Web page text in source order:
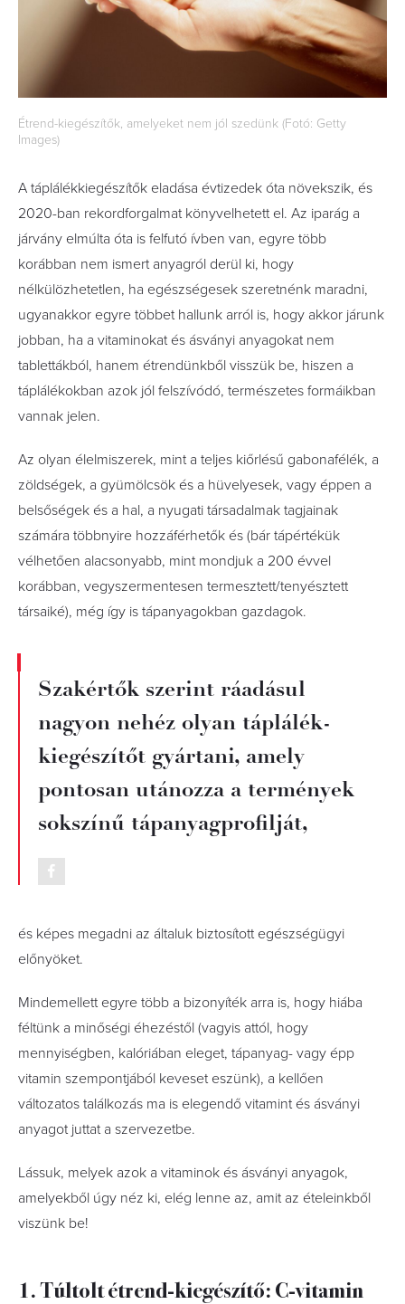
Étrend-kiegészítők, amelyeket nem jól szedünk (Fotó: Getty
Images)
A táplálékkiegészítők eladása évtizedek óta növekszik, és
2020-ban rekordforgalmat könyvelhetett el. Az iparág a
járvány elmúlta óta is felfutó ívben van, egyre több
korábban nem ismert anyagról derül ki, hogy
nélkülözhetetlen, ha egészségesek szeretnénk maradni,
ugyanakkor egyre többet hallunk arról is, hogy akkor járunk
jobban, ha a vitaminokat és ásványi anyagokat nem
tablettákból, hanem étrendünkből visszük be, hiszen a
táplálékokban azok jól felszívódó, természetes formáikban
vannak jelen.
Az olyan élelmiszerek, mint a teljes kiőrlésű gabonafélék, a
zöldségek, a gyümölcsök és a hüvelyesek, vagy éppen a
belsőségek és a hal, a nyugati társadalmak tagjainak
számára többnyire hozzáférhetők és (bár tápértékük
vélhetően alacsonyabb, mint mondjuk a 200 évvel
korábban, vegyszermentesen termesztett/tenyésztett
társaiké), még így is tápanyagokban gazdagok.
Szakértők szerint ráadásul
nagyon nehéz olyan táplálék-
kiegészítőt gyártani, amely
pontosan utánozza a termények
sokszínű tápanyagprofilját,
és képes megadni az általuk biztosított egészségügyi
előnyöket.
Mindemellett egyre több a bizonyíték arra is, hogy hiába
féltünk a minőségi éhezéstől (vagyis attól, hogy
mennyiségben, kalóriában eleget, tápanyag- vagy épp
vitamin szempontjából keveset eszünk), a kellően
változatos találkozás ma is elegendő vitamint és ásványi
anyagot juttat a szervezetbe.
Lássuk, melyek azok a vitaminok és ásványi anyagok,
amelyekből úgy néz ki, elég lenne az, amit az ételeinkből
viszünk be!
1. Túltolt étrend-kiegészítő: C-vitamin